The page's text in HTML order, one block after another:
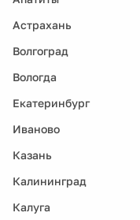
Астрахань
Волгоград
Вологда
Екатеринбург
Иваново
Казань
Калининград
Калуга